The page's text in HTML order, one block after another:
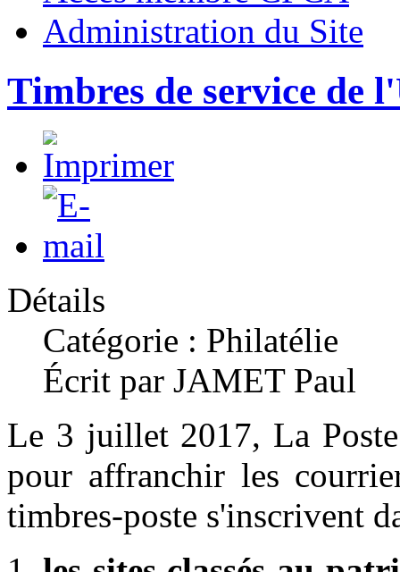
Administration du Site
Timbres de service de
Détails
Catégorie : Philatélie
Écrit par JAMET Paul
Le 3 juillet 2017, La
pour affranchir les
timbres-poste s'inscrivent